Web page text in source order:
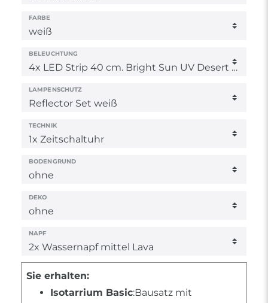
FARBE
BELEUCHTUNG
LAMPENSCHUTZ
TECHNIK
BODENGRUND
DEKO
NAPF
Sie erhalten:
Isotarrium Basic:Bausatz mit